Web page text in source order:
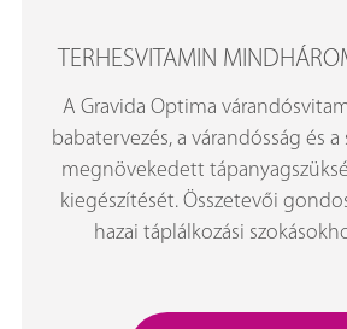
TERHESVITAMIN
A Gravida Optima
babatervezés, a várandósság és
megnövekedett
kiegészítését. Összetevői
hazai táplálkozási